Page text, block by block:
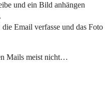
und ein Bild anhängen
Email verfasse und das Foto
Mails meist nicht…